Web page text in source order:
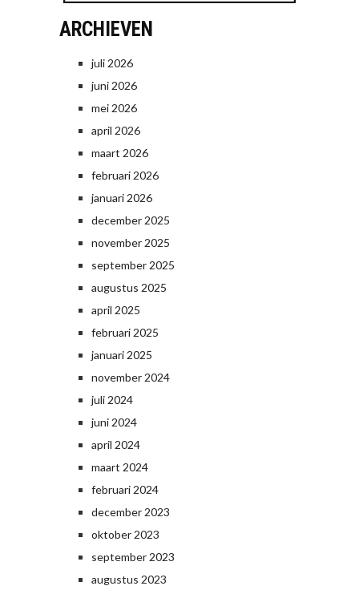
ARCHIEVEN
juli 2026
juni 2026
mei 2026
april 2026
maart 2026
februari 2026
januari 2026
december 2025
november 2025
september 2025
augustus 2025
april 2025
februari 2025
januari 2025
november 2024
juli 2024
juni 2024
april 2024
maart 2024
februari 2024
december 2023
oktober 2023
september 2023
augustus 2023